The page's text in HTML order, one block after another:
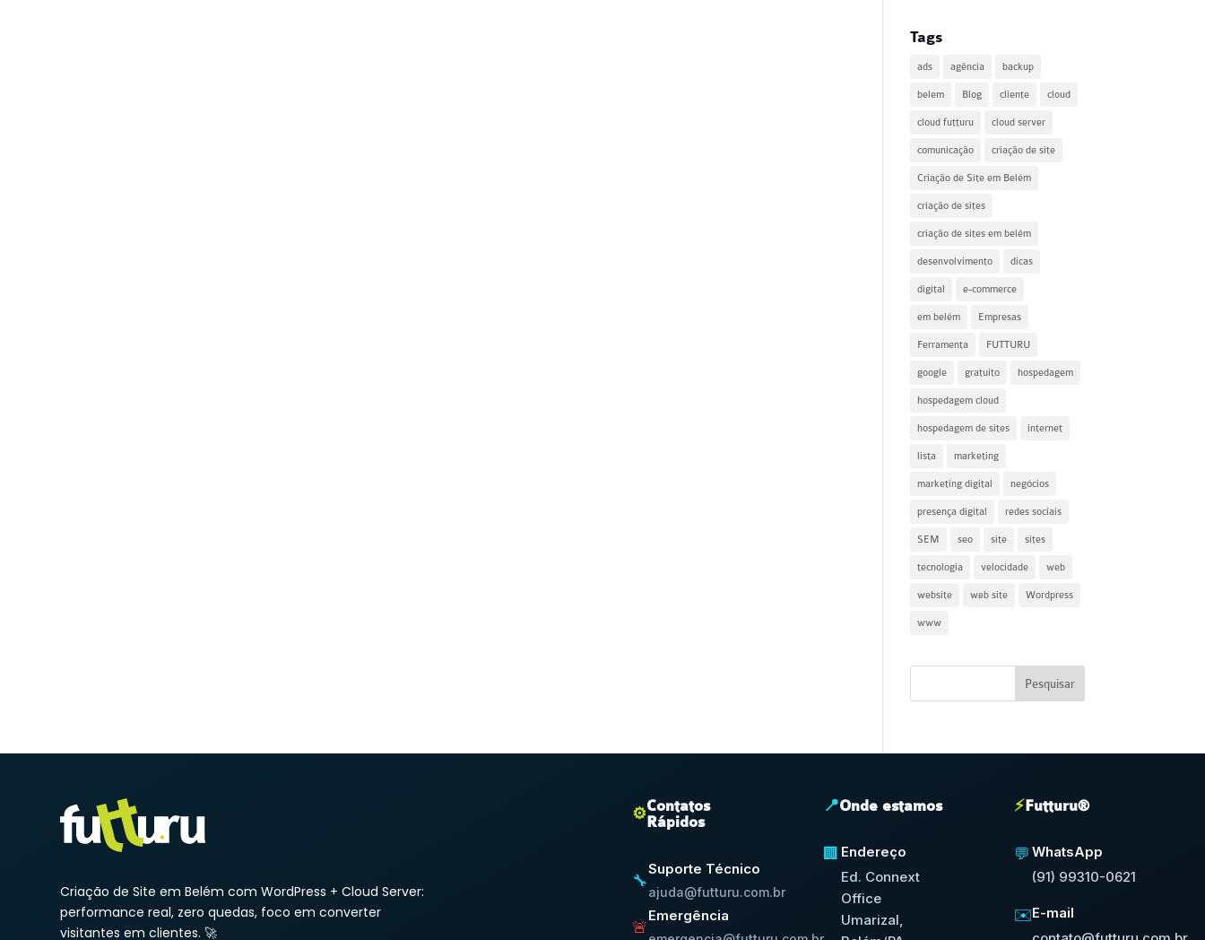
Tags
ads agência backup
belem Blog cliente cloud
cloud futturu cloud server
comunicação criação de site
Criação de Site em Belém
criação de sites
criação de sites em belém
desenvolvimento dicas
digital e-commerce
em belém Empresas
Ferramenta FUTTURU
google gratuito hospedagem
hospedagem cloud
hospedagem de sites internet
lista marketing
marketing digital negócios
presença digital redes sociais
SEM seo site sites
tecnologia velocidade web
website web site Wordpress
www
Criação de Site em Belém com WordPress + Cloud Server:
performance real, zero quedas, foco em converter
visitantes em clientes. 🚀
⚙️Contatos
Rápidos
🔧
Suporte Técnico
ajuda@futturu.com.br
🚨
Emergência
📍Onde estamos
🏢 Endereço
Ed. Connext
Office
Umarizal,
⚡Futturu®
💬 WhatsApp
(91) 99310-0621
✉️E-mail